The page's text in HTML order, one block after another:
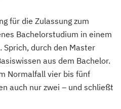
für die Zulassung zum
Bachelorstudium in einem
Sprich, durch den Master
aus dem Bachelor.
Normalfall vier bis fünf
auch nur zwei – und schließt